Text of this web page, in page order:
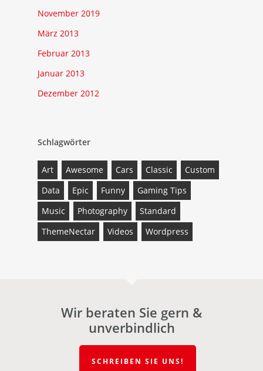
November 2019
März 2013
Februar 2013
Januar 2013
Dezember 2012
Schlagwörter
Art Awesome Cars Classic
Custom
Data
Epic Funny
Gaming Tips
Music
Photography
Standard
ThemeNectar
Videos Wordpress
Wir beraten Sie gern &
unverbindlich
SCHREIBEN SIE UNS!